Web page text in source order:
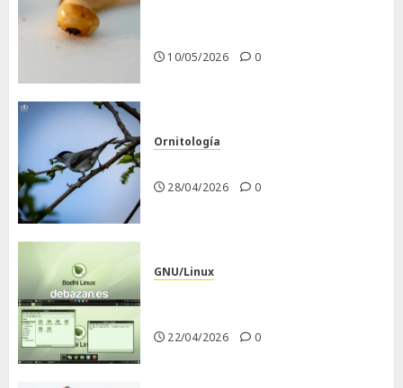
10/05/2026 0
Ornitología
28/04/2026 0
GNU/Linux
22/04/2026 0